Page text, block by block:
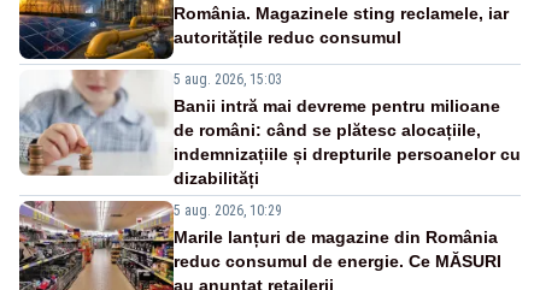
România. Magazinele sting reclamele, iar
autoritățile reduc consumul
5 aug. 2026, 15:03
Banii intră mai devreme pentru milioane
de români: când se plătesc alocațiile,
indemnizațiile și drepturile persoanelor cu
dizabilități
5 aug. 2026, 10:29
Marile lanțuri de magazine din România
reduc consumul de energie. Ce MĂSURI
au anunțat retailerii